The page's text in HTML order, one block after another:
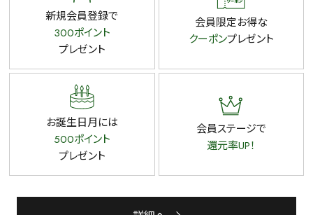
新規会員登録で
300ポイント
プレゼント
会員限定お得な
クーポンプレゼント
お誕生日月には
500ポイント
プレゼント
会員ステージで
還元率UP！